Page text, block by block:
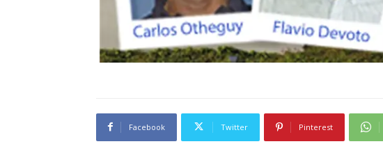
Facebook Twitter Pinterest